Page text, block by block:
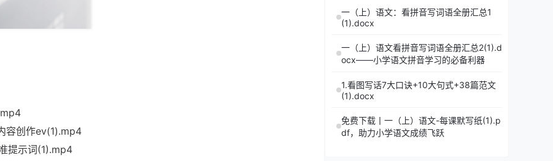
容创作ev(1).mp4
提示词(1).mp4
一（上）语文：看拼音写词语全册汇总1
(1).docx
一（上）语文看拼音写词语全册汇总2(1).d
ocx——小学语文拼音学习的必备利器
1.看图写话7大口诀+10大句式+38篇范文
(1).docx
免费下载丨一（上）语文-每课默写纸(1).p
df，助力小学语文成绩飞跃